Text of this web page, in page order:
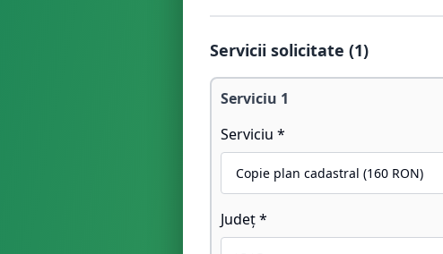
Servicii solicitate (1)
Serviciu 1
Serviciu *
Județ *